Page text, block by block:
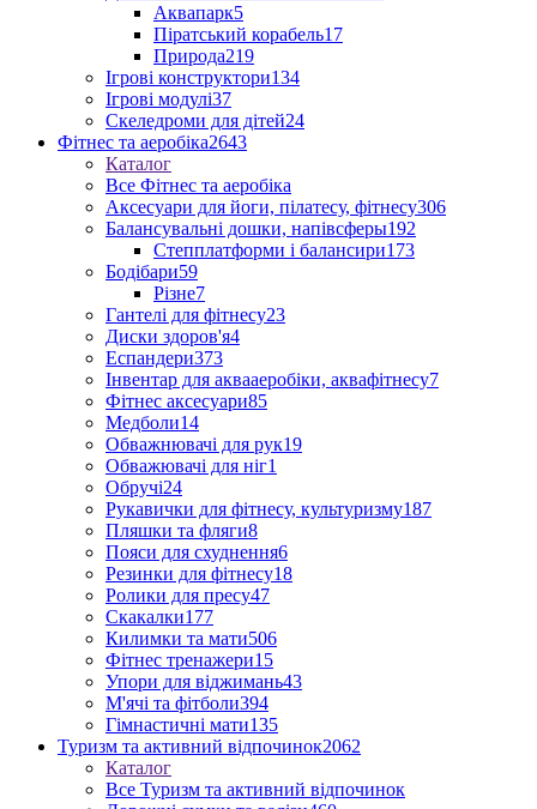
Аквапарк5
Піратський корабель17
Природа219
Ігрові конструктори134
Ігрові модулі37
Скеледроми для дітей24
Фітнес та аеробіка2643
Каталог
Все Фітнес та аеробіка
Аксесуари для йоги, пілатесу, фітнесу306
Балансувальні дошки, напівсферы192
Степплатформи і балансири173
Бодібари59
Різне7
Гантелі для фітнесу23
Диски здоров'я4
Еспандери373
Інвентар для аквааеробіки, аквафітнесу7
Фітнес аксесуари85
Медболи14
Обважнювачі для рук19
Обважювачі для ніг1
Обручі24
Рукавички для фітнесу, культуризму187
Пляшки та фляги8
Пояси для схуднення6
Резинки для фітнесу18
Ролики для пресу47
Скакалки177
Килимки та мати506
Фітнес тренажери15
Упори для віджимань43
М'ячі та фітболи394
Гімнастичні мати135
Туризм та активний відпочинок2062
Каталог
Все Туризм та активний відпочинок